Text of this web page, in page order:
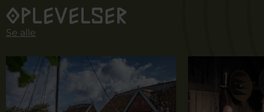
Oplevelser
Se alle